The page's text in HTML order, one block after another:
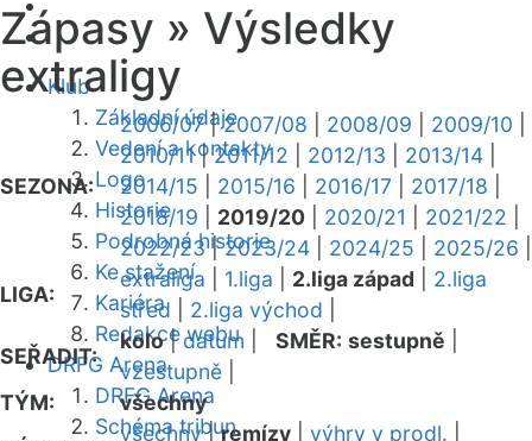
Klub
Základní údaje
Vedení a kontakty
Logo
Historie
Podrobná historie
Ke stažení
Kariéra
Redakce webu
DRFG Arena
DRFG Arena
Schéma tribun
Zápasy » Výsledky
extraligy
SEZONA:
2006/07|2007/08 2008/09 2009/10
2010/11|2011/12 2012/13 2013/14
2014/15
2015/16 2016/17 2017/18
2018/19
2019/20 2020/21 2021/22
2022/23|2023/24 2024/25 2025/26
LIGA:
extraliga 1.liga 2.liga západ
2.liga
střed
2.liga východ
SEŘADIT:
kolo|datum SMĚR: sestupně
vzestupně
TÝM:
všechny
všechny|remízy výhry v prodl.